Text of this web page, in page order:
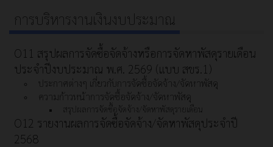
การบริหารงานเงินงบประมาณ
O11 สรุปผลการจัดซื้อจัดจ้างหรือการจัดหาพัสดุรายเดือน
ประจำปีงบประมาณ พ.ศ. 2569 (แบบ สขร.1)
ประกาศต่างๆ เกี่ยวกับการจัดซื้อจัดจ้าง/จัดหาพัสดุ
ความก้าวหน้าการจัดซื้อจัดจ้าง/จัดหาพัสดุ
สรุปผลการจัดซื้อจัดจ้าง/จัดหาพัสดุรายเดือน
O12 รายงานผลการจัดซื้อจัดจ้าง/จัดหาพัสดุประจำปี
2568